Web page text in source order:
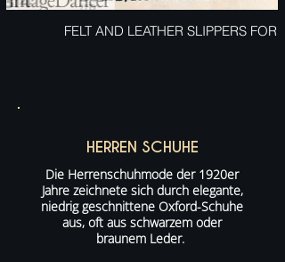
FELT AND LEATHER SLIPPERS FOR
HERREN SCHUHE
Die Herrenschuhmode der 1920er
Jahre zeichnete sich durch elegante,
niedrig geschnittene Oxford-Schuhe
aus, oft aus schwarzem oder
braunem Leder.